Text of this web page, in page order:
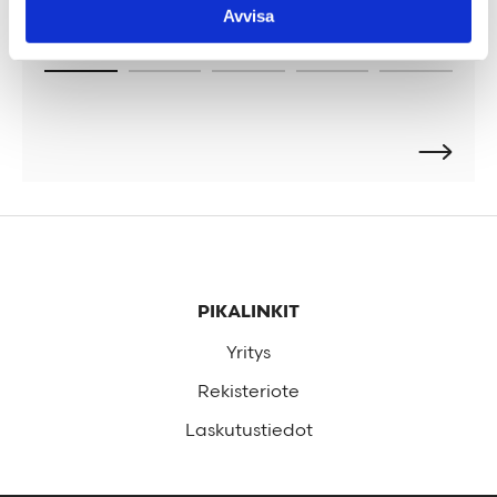
Avvisa
PIKALINKIT
Yritys
Rekisteriote
Laskutustiedot